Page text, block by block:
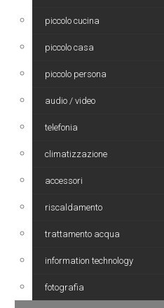
piccolo cucina
piccolo casa
piccolo persona
audio / video
telefonia
climatizzazione
accessori
riscaldamento
trattamento acqua
information technology
fotografia